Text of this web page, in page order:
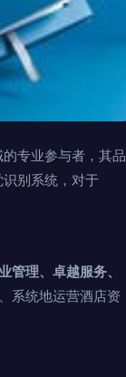
专业参与者，其品
别系统，对于
管理、卓越服务、
系统地运营酒店资